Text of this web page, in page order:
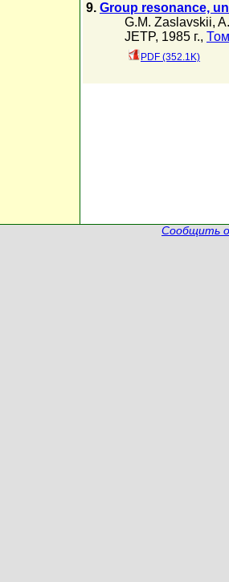
9. Group resonance,
G.M. Zaslavskii,
JETP, 1985 г.,
PDF (352.1K)
Сообщить о